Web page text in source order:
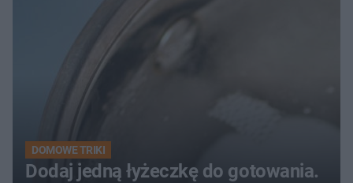
DOMOWE TRIKI
Dodaj jedną łyżeczkę do gotowania.